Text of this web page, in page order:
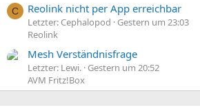
C Reolink nicht per App erreichbar
Letzter: Cephalopod
Gestern um 23:03
Reolink
Mesh Verständnisfrage
Letzter: Lewi. Gestern um 20:52
AVM Fritz!Box